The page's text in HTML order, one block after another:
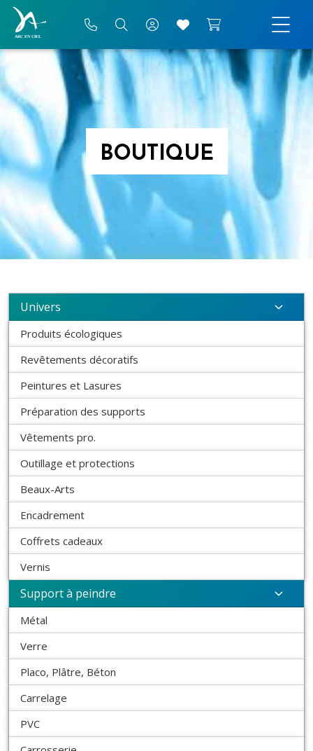
BOUTIQUE
Univers
Produits écologiques
Revêtements décoratifs
Peintures et Lasures
Préparation des supports
Vêtements pro.
Outillage et protections
Beaux-Arts
Encadrement
Coffrets cadeaux
Vernis
Support à peindre
Métal
Verre
Placo, Plâtre, Béton
Carrelage
PVC